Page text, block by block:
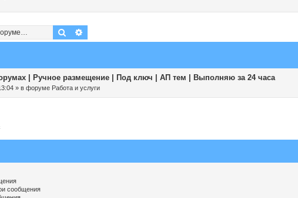
Поиск
| Ручное размещение | Под ключ | АП тем | Выполняю за 24 часа
» в форуме Работа и услуги
сообщения